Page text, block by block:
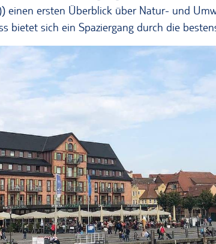
einen ersten Überblick über Natur- und
bietet sich ein Spaziergang durch die
Blick auf der Marienkirche in Waren